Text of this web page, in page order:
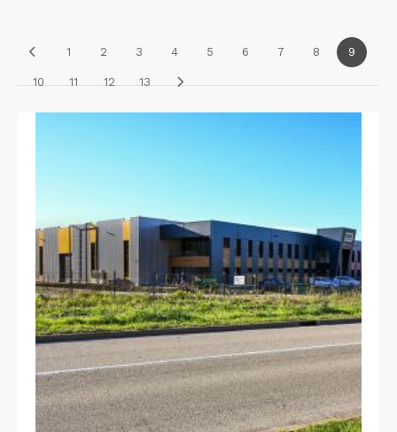
1 2 3 4 5 6 7 8 9
10 11 12 13